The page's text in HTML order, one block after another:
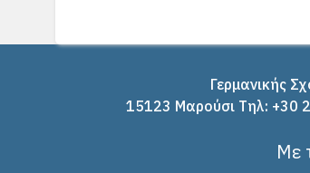
Γερμανικής
15123 Μαρούσι Tηλ: +30
Με